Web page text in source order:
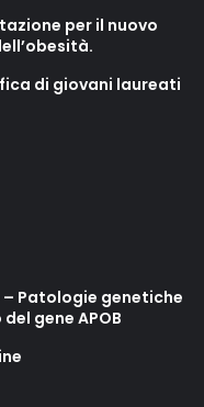
per il nuovo
di giovani laureati
Patologie genetiche
gene APOB